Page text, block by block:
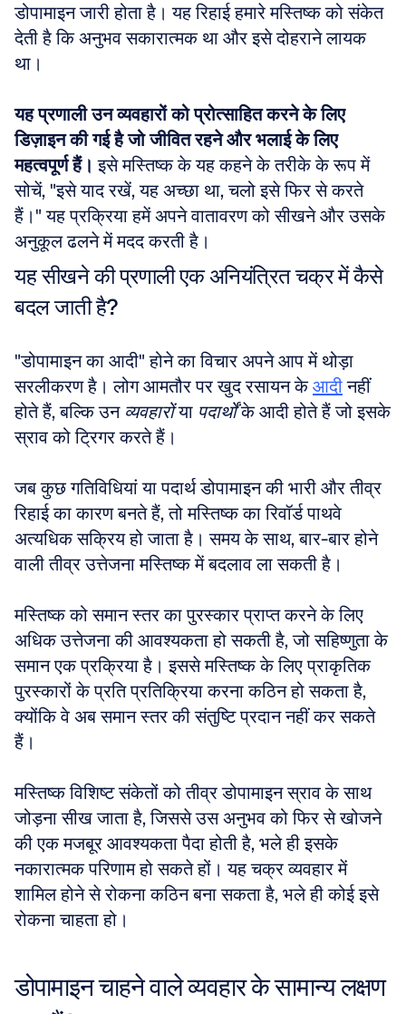
डोपामाइन जारी होता है। यह रिहाई हमारे मस्तिष्क को संकेत
देती है कि अनुभव सकारात्मक था और इसे दोहराने लायक
था।
यह प्रणाली उन व्यवहारों को प्रोत्साहित करने के लिए
डिज़ाइन की गई है जो जीवित रहने और भलाई के लिए
महत्वपूर्ण हैं। इसे मस्तिष्क के यह कहने के तरीके के रूप में
सोचें, "इसे याद रखें, यह अच्छा था, चलो इसे फिर से करते
हैं।" यह प्रक्रिया हमें अपने वातावरण को सीखने और उसके
अनुकूल ढलने में मदद करती है।
यह सीखने की प्रणाली एक अनियंत्रित चक्र में कैसे
बदल जाती है?
"डोपामाइन का आदी" होने का विचार अपने आप में थोड़ा
सरलीकरण है। लोग आमतौर पर खुद रसायन के आदी नहीं
होते हैं, बल्कि उन व्यवहारों या पदार्थों के आदी होते हैं जो इसके
स्राव को ट्रिगर करते हैं।
जब कुछ गतिविधियां या पदार्थ डोपामाइन की भारी और तीव्र
रिहाई का कारण बनते हैं, तो मस्तिष्क का रिवॉर्ड पाथवे
अत्यधिक सक्रिय हो जाता है। समय के साथ, बार-बार होने
वाली तीव्र उत्तेजना मस्तिष्क में बदलाव ला सकती है।
मस्तिष्क को समान स्तर का पुरस्कार प्राप्त करने के लिए
अधिक उत्तेजना की आवश्यकता हो सकती है, जो सहिष्णुता के
समान एक प्रक्रिया है। इससे मस्तिष्क के लिए प्राकृतिक
पुरस्कारों के प्रति प्रतिक्रिया करना कठिन हो सकता है,
क्योंकि वे अब समान स्तर की संतुष्टि प्रदान नहीं कर सकते
हैं।
मस्तिष्क विशिष्ट संकेतों को तीव्र डोपामाइन स्राव के साथ
जोड़ना सीख जाता है, जिससे उस अनुभव को फिर से खोजने
की एक मजबूर आवश्यकता पैदा होती है, भले ही इसके
नकारात्मक परिणाम हो सकते हों। यह चक्र व्यवहार में
शामिल होने से रोकना कठिन बना सकता है, भले ही कोई इसे
रोकना चाहता हो।
डोपामाइन चाहने वाले व्यवहार के सामान्य लक्षण